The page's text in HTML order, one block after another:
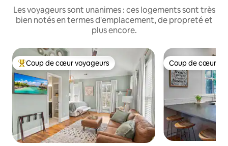
Les voyageurs sont unanimes : ces logements sont très
bien notés en termes d'emplacement, de propreté et
plus encore.
Coups de cœur voyageurs les plus appréciés
Coup de cœur voyageurs Coup de cœur
Coup de cœur